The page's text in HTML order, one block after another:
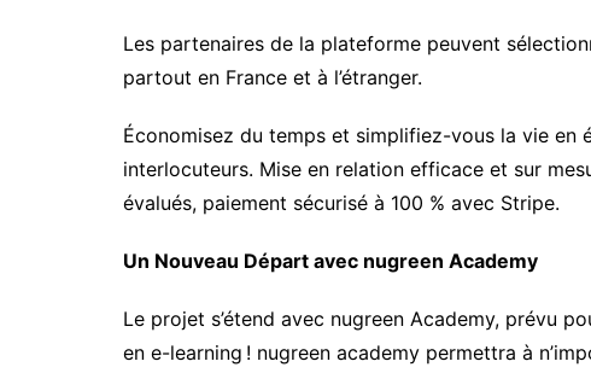
Les partenaires de la plateforme peuvent
partout en France et à l’étranger.
Économisez du temps et simplifiez-vous la vie en
interlocuteurs. Mise en relation efficace et sur
évalués, paiement sécurisé à 100 % avec Stripe.
Un Nouveau Départ avec nugreen Academy
Le projet s’étend avec nugreen Academy, prévu
en e-learning ! nugreen academy permettra à